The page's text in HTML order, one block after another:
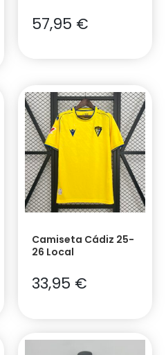
57,95 €
Camiseta Cádiz 25-
26 Local
33,95 €